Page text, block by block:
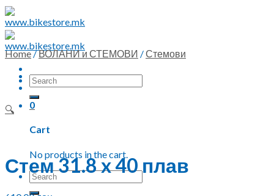
Skip
to
content
Search
for:
0
Cart
No products in the cart.
Search
for:
Home/ВОЛАНИ и СТЕМОВИ /Стемови
🔍
Стем 31.8 x 40 плав